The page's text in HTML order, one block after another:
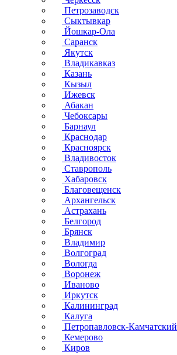
Петрозаводск
Сыктывкар
Йошкар-Ола
Саранск
Якутск
Владикавказ
Казань
Кызыл
Ижевск
Абакан
Чебоксары
Барнаул
Краснодар
Красноярск
Владивосток
Ставрополь
Хабаровск
Благовещенск
Архангельск
Астрахань
Белгород
Брянск
Владимир
Волгоград
Вологда
Воронеж
Иваново
Иркутск
Калининград
Калуга
Петропавловск-Камчатский
Кемерово
Киров